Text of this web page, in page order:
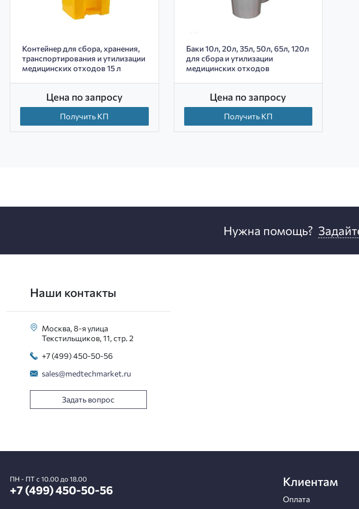
Контейнер для сбора, хранения,
транспортирования и утилизации
медицинских отходов 15 л
Цена по запросу
Получить КП
Баки 10л, 20л, 35л, 50л, 65л, 120л
для сбора и утилизации
медицинских отходов
Цена по запросу
Получить КП
Нужна помощь?
Наши контакты
Москва, 8-я улица
Текстильщиков, 11, стр. 2
+7 (499) 450-50-56
sales@medtechmarket.ru
Задать вопрос
ПН - ПТ с 10.00 до 18.00
+7 (499) 450-50-56
Клиентам
Оплата